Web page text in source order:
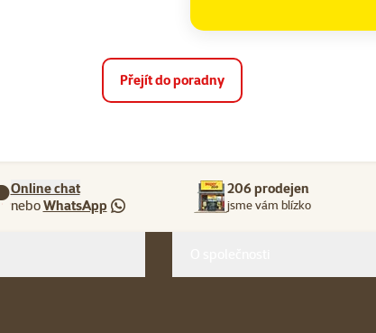
Přejít do poradny
Online chat
neboWhatsApp
206 prodejen
jsme vám blízko